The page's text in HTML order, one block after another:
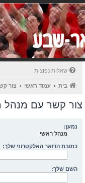
שאלות נפוצות
בית עמוד ראשי צור
צור קשר עם מנהל
נמען:
מנהל ראשי
כתובת הדואר האלקטרוני שלך:
השם שלך: